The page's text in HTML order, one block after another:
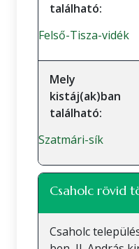
található:
Felső-Tisza-vidék
Mely
kistáj(ak)ban
található:
Szatmári-sík
Csaholc rövid
Csaholc